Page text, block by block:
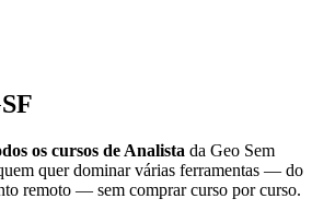
os cursos de Analista da Geo Sem
quer dominar várias ferramentas — do
remoto — sem comprar curso por curso.